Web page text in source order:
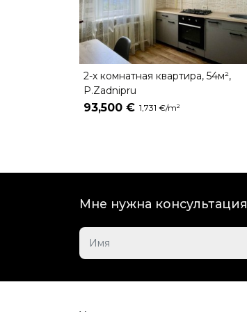
2-х комнатная квартира, 54м²,
P.Zadnipru
93,500 € 1,731 €/m²
Мне нужна консультация